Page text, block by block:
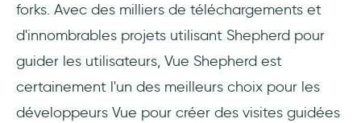
forks. Avec des milliers de téléchargements et
d'innombrables projets utilisant Shepherd pour
guider les utilisateurs, Vue Shepherd est
certainement l'un des meilleurs choix pour les
développeurs Vue pour créer des visites guidées